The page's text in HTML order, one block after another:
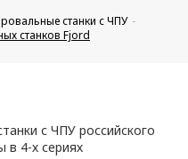
станки с ЧПУ
станков Fjord
с ЧПУ российского
в 4-х сериях